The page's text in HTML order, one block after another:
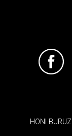
HONI BURUZ